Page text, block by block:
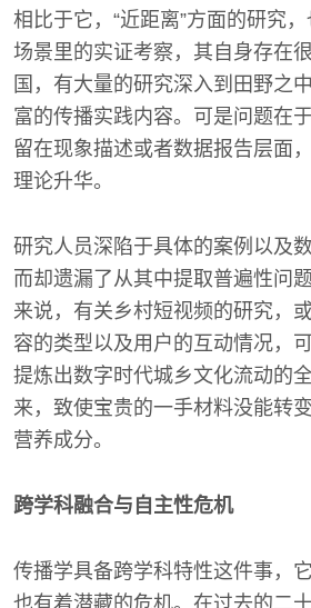
相比于它，“近距离”方面的研究
场景里的实证考察，其自身存在
国，有大量的研究深入到田野之
富的传播实践内容。可是问题在
留在现象描述或者数据报告层面
理论升华。
研究人员深陷于具体的案例以及
而却遗漏了从其中提取普遍性问
来说，有关乡村短视频的研究，
容的类型以及用户的互动情况，
提炼出数字时代城乡文化流动的
来，致使宝贵的一手材料没能转
营养成分。
跨学科融合与自主性危机
传播学具备跨学科特性这件事，
也有着潜藏的危机。在过去的二